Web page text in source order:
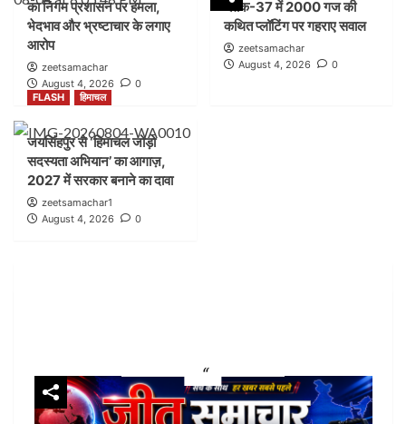
2
रफ्तार, AAP ने लोगों से जुड़ने की अपील
3
FLASH
डम्मी निगम सदन लगाकर भाजपा का निगम प्रशासन पर हमला,
भेदभाव और भ्रष्टाचार के लगाए आरोप
4
FLASH पंजाब लुधियाना
नक्शा भी आया सामने” | ब्लॉक-37 में 2000 गज की कथित
प्लॉटिंग पर गहराए सवाल
का निगम प्रशासन पर हमला,
भेदभाव और भ्रष्टाचार के लगाए
आरोप
zeetsamachar
August 4, 2026
0
ब्लॉक-37 में 2000 गज की
कथित प्लॉटिंग पर गहराए सवाल
zeetsamachar
August 4, 2026
0
FLASH हिमाचल
जयसिंहपुर से ‘हिमाचल जोड़ो
सदस्यता अभियान’ का आगाज़,
2027 में सरकार बनाने का दावा
zeetsamachar1
August 4, 2026
0